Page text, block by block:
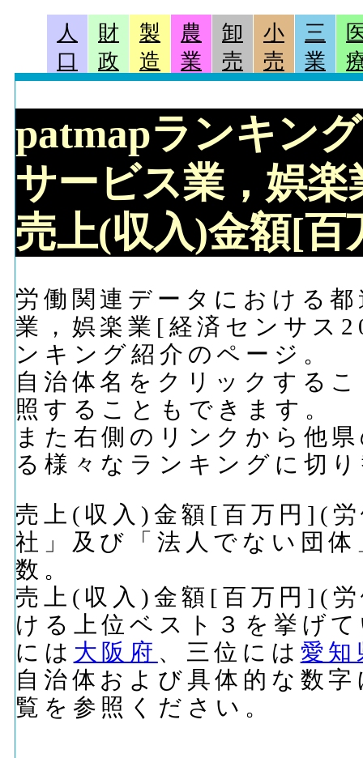
人
口
財
政
製
造
農
業
卸
売
小
売
三
業
patmapランキン
サービス業，娯
売上(収入)金額[
労働関連データにおける
業，娯楽業[経済センサス
ンキング紹介のページ。
自治体名をクリックする
照することもできます。
また右側のリンクから他
る様々なランキングに切
売上(収入)金額[百万円](
社」及び「法人でない団
数。
売上(収入)金額[百万円](
ける上位ベスト３を挙げ
には 大阪府 、三位には 愛知
自治体および具体的な数
覧を参照ください。